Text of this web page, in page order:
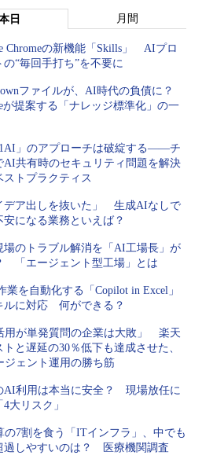
日 月間
Chromeの新機能「Skills」 AIプロ
の“毎回手打ち”を不要に
ファイルが、AI時代の負債に？
が提案する「ナレッジ標準化」の一
1AI」のアプローチは破綻する――チ
AI共有時のセキュリティ問題を解決
ストプラクティス
デア出しを抜いた」 生成AIなしで
安になる業務といえば？
場のトラブル解消を「AI工場長」が
「エージェント型工場」とは
業を自動化する「Copilot in Excel」
ルに対応 何ができる？
用が単発質問の企業は大敗」 楽天
トと遅延の30％低下も達成させた、
ジェント運用の勝ち筋
AI利用は本当に安全？ 現場放任に
大リスク」
の7割を食う「ITインフラ」、中でも
過しやすいのは？ 医療機関調査